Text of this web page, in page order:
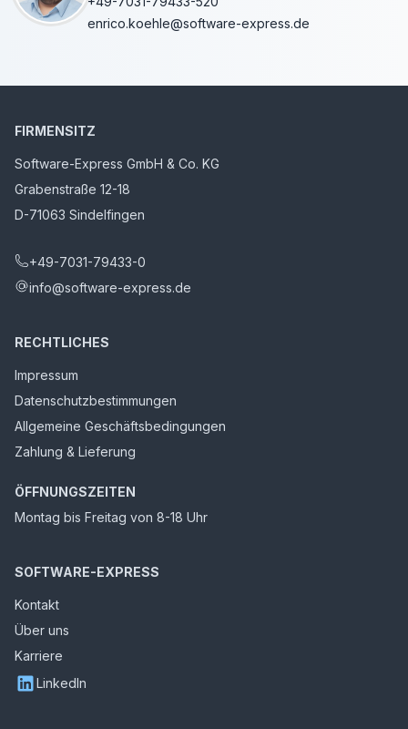
enrico.koehle@software-express.de
FIRMENSITZ
Software-Express GmbH & Co. KG
Grabenstraße 12-18
D-71063 Sindelfingen
+49-7031-79433-0
info@software-express.de
RECHTLICHES
Impressum
Datenschutzbestimmungen
Allgemeine Geschäftsbedingungen
Zahlung & Lieferung
ÖFFNUNGSZEITEN
Montag bis Freitag von 8-18 Uhr
SOFTWARE-EXPRESS
Kontakt
Über uns
Karriere
LinkedIn